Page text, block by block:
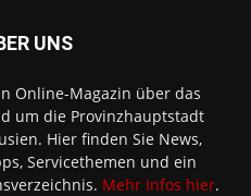
UNS
Online-Magazin über das
um die Provinzhauptstadt
Hier finden Sie News,
Servicethemen und ein
Mehr Infos hier.